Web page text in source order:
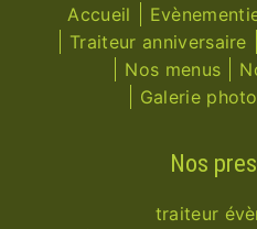
Accueil
Traiteur anniversaire
Nos menus
Galerie
Nos
traiteur